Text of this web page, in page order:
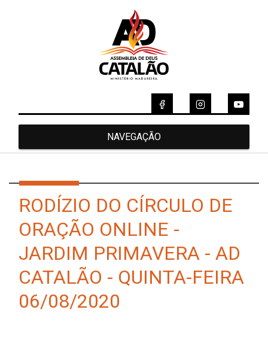
NAVEGAÇÃO
RODÍZIO DO CÍRCULO DE
ORAÇÃO ONLINE -
JARDIM PRIMAVERA - AD
CATALÃO - QUINTA-FEIRA
06/08/2020